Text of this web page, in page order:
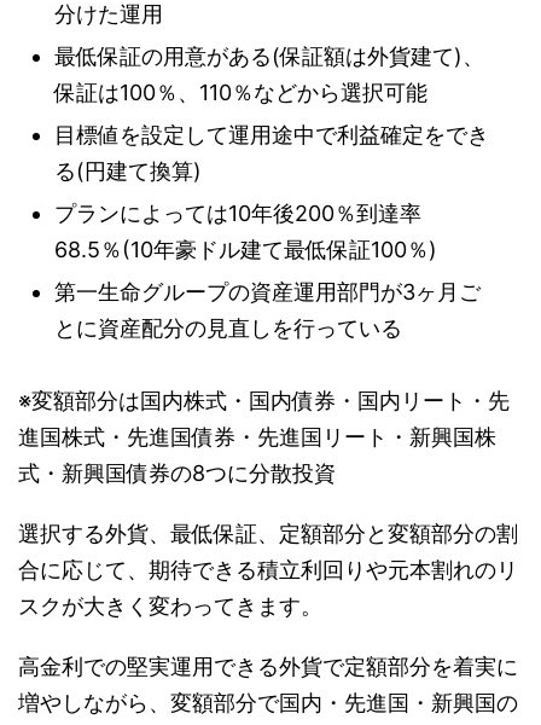
分けた運用
最低保証の用意がある(保証額は外貨建て)、
保証は100％、110％などから選択可能
目標値を設定して運用途中で利益確定をでき
る(円建て換算)
プランによっては10年後200％到達率
68.5％(10年豪ドル建て最低保証100％)
第一生命グループの資産運用部門が3ヶ月ご
とに資産配分の見直しを行っている
※変額部分は国内株式・国内債券・国内リート・先
進国株式・先進国債券・先進国リート・新興国株
式・新興国債券の8つに分散投資
選択する外貨、最低保証、定額部分と変額部分の割
合に応じて、期待できる積立利回りや元本割れのリ
スクが大きく変わってきます。
高金利での堅実運用できる外貨で定額部分を着実に
増やしながら、変額部分で国内・先進国・新興国の